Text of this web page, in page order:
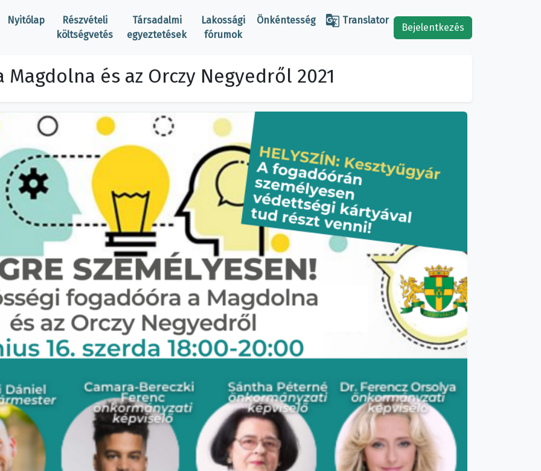
Nyitólap
Részvételi
költségvetés
Társadalmi
egyeztetések
Lakossági
fórumok
Önkéntesség  Translator
Bejelentkezés
és az Orczy Negyedről 2021